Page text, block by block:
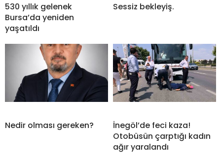
530 yıllık gelenek
Bursa’da yeniden
yaşatıldı
Sessiz bekleyiş.
Nedir olması gereken?
İnegöl’de feci kaza!
Otobüsün çarptığı kadın
ağır yaralandı